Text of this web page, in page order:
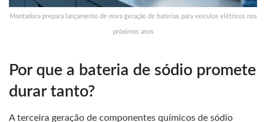
Montadora prepara lançamento de nova geração de baterias para veículos elétricos nos
próximos anos
Por que a bateria de sódio promete
durar tanto?
A terceira geração de componentes químicos de sódio